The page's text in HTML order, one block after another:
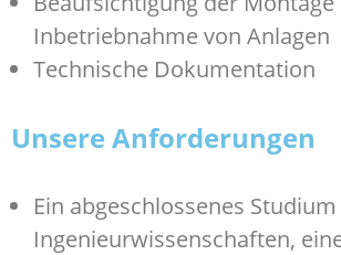
Inbetriebnahme von Anlagen
Technische Dokumentation
Unsere Anforderungen
Ein abgeschlossenes
Ingenieurwissenschaften,